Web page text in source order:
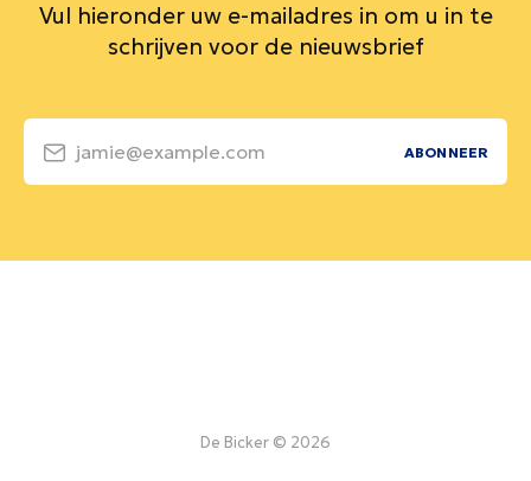
Vul hieronder uw e-mailadres in om u in te
schrijven voor de nieuwsbrief
jamie@example.com ABONNEER
De Bicker © 2026